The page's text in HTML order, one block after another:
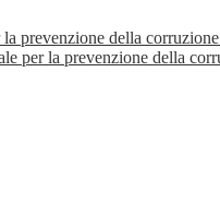
prevenzione della
per la prevenzione della